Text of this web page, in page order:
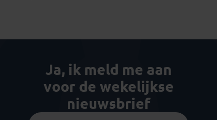
Ja, ik meld me aan
voor de wekelijkse
nieuwsbrief